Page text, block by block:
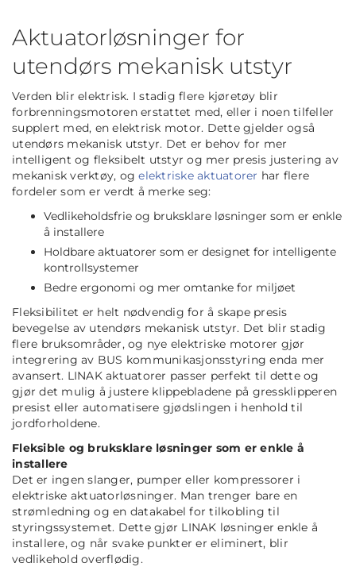
Aktuatorløsninger for
utendørs mekanisk utstyr
Verden blir elektrisk. I stadig flere kjøretøy blir
forbrenningsmotoren erstattet med, eller i noen tilfeller
supplert med, en elektrisk motor. Dette gjelder også
utendørs mekanisk utstyr. Det er behov for mer
intelligent og fleksibelt utstyr og mer presis justering av
mekanisk verktøy, ogelektriske aktuatorer har flere
fordeler som er verdt å merke seg:
Vedlikeholdsfrie og bruksklare løsninger som er enkle
å installere
Holdbare aktuatorer som er designet for intelligente
kontrollsystemer
Bedre ergonomi og mer omtanke for miljøet
Fleksibilitet er helt nødvendig for å skape presis
bevegelse av utendørs mekanisk utstyr. Det blir stadig
flere bruksområder, og nye elektriske motorer gjør
integrering av BUS kommunikasjonsstyring enda mer
avansert. LINAK aktuatorer passer perfekt til dette og
gjør det mulig å justere klippebladene på gressklipperen
presist eller automatisere gjødslingen i henhold til
jordforholdene.
Fleksible og bruksklare løsninger som er enkle å
installere
Det er ingen slanger, pumper eller kompressorer i
elektriske aktuatorløsninger. Man trenger bare en
strømledning og en datakabel for tilkobling til
styringssystemet. Dette gjør LINAK løsninger enkle å
installere, og når svake punkter er eliminert, blir
vedlikehold overflødig.